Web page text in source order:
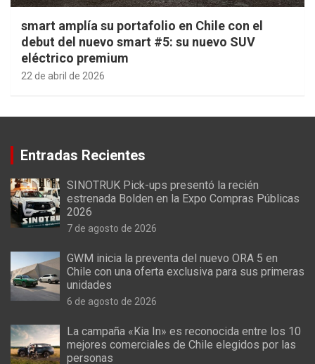
smart amplía su portafolio en Chile con el
debut del nuevo smart #5: su nuevo SUV
eléctrico premium
22 de abril de 2026
Entradas Recientes
SINOTRUK Pick-ups presentó la recién
estrenada Bolden en la Expo Compras Públicas
2026
7 de agosto de 2026
GWM inicia la preventa del nuevo ORA 5 en
Chile con una oferta exclusiva para sus primeras
unidades
6 de agosto de 2026
La campaña «Kia In» es reconocida entre los 10
mejores comerciales de Chile elegidos por las
personas